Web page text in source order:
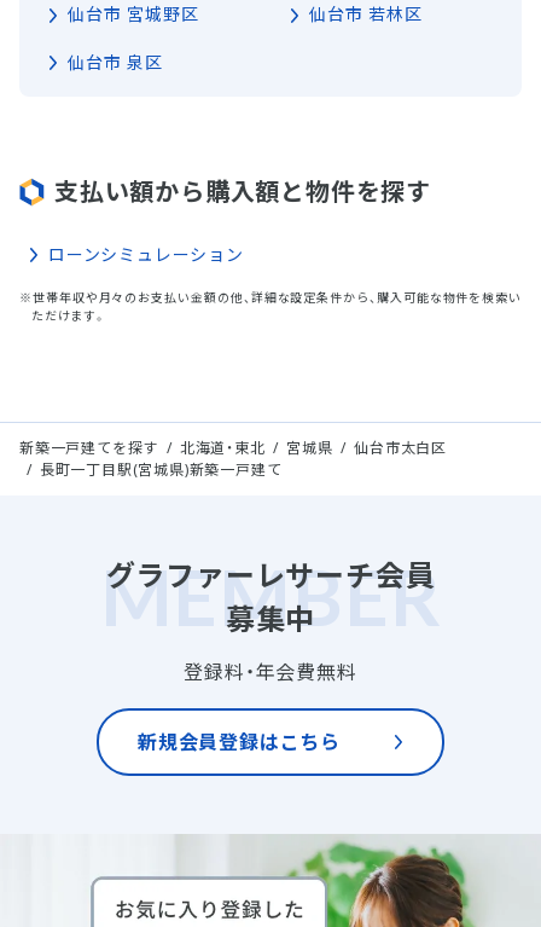
仙台市 宮城野区 仙台市 若林区
仙台市 泉区
支払い額から購入額と物件を探す
ローンシミュレーション
※世帯年収や月々のお支払い金額の他、詳細な設定条件から、購入可能な物件を検索い
ただけます。
新築一戸建てを探す 北海道・東北 宮城県
仙台市太白区
長町一丁目駅(宮城県)新築一戸建て
グラファーレサーチ会員
募集中
登録料・年会費無料
新規会員登録はこちら